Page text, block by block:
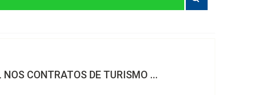
CONTRATOS DE TURISMO ...